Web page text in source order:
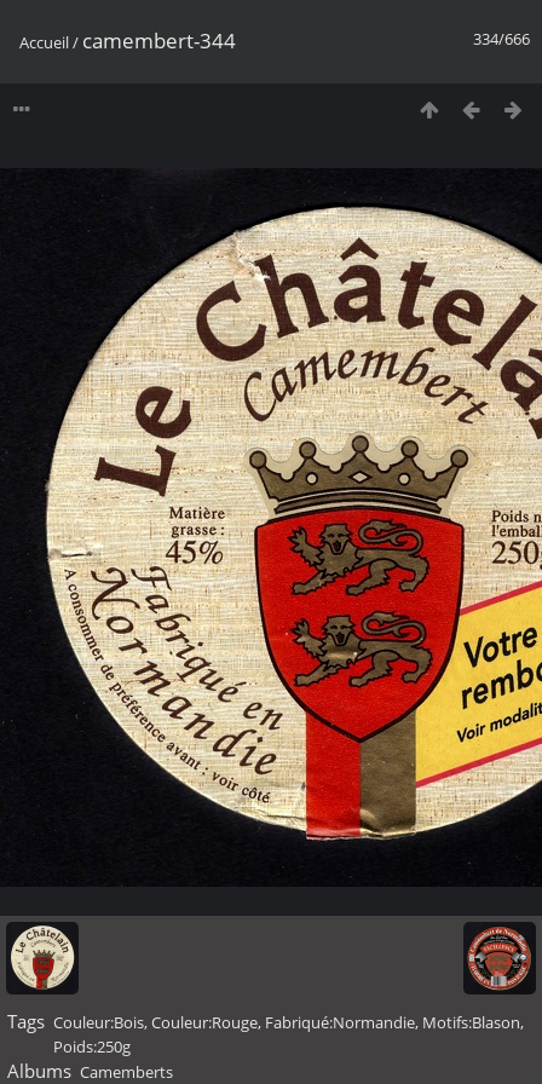
334/666
Accueil/ camembert-344
Tags Couleur:Bois,Couleur:Rouge, Fabriqué:Normandie, Motifs:Blason,
Poids:250g
Albums Camemberts